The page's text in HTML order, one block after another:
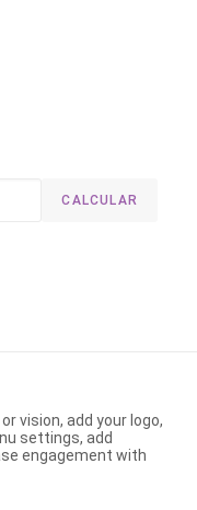
CALCULAR
vision, add your logo,
settings, add
engagement with